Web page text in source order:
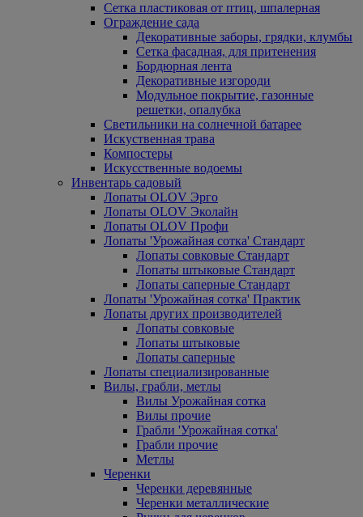
Сетка пластиковая от птиц, шпалерная
Ограждение сада
Декоративные заборы, грядки, клумбы
Сетка фасадная, для притенения
Бордюрная лента
Декоративные изгороди
Модульное покрытие, газонные
решетки, опалубка
Светильники на солнечной батарее
Искуственная трава
Компостеры
Искусственные водоемы
Инвентарь садовый
Лопаты OLOV Эрго
Лопаты OLOV Эколайн
Лопаты OLOV Профи
Лопаты 'Урожайная сотка' Стандарт
Лопаты совковые Стандарт
Лопаты штыковые Стандарт
Лопаты саперные Стандарт
Лопаты 'Урожайная сотка' Практик
Лопаты других производителей
Лопаты совковые
Лопаты штыковые
Лопаты саперные
Лопаты специализированные
Вилы, грабли, метлы
Вилы Урожайная сотка
Вилы прочие
Грабли 'Урожайная сотка'
Грабли прочие
Метлы
Черенки
Черенки деревянные
Черенки металлические